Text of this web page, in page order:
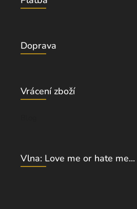
Doprava
Vrácení zboží
Vlna: Love me or hate me...